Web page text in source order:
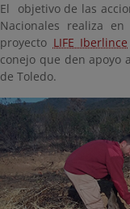
El objetivo de las
Nacionales realiza
proyecto LIFE Iberlince
conejo que den apoyo
de Toledo.